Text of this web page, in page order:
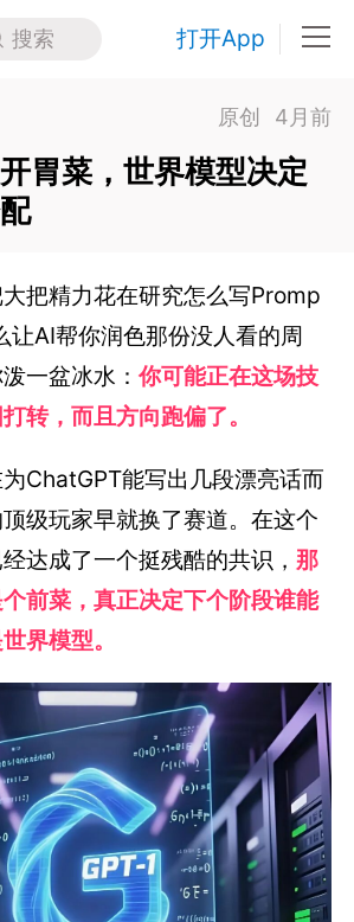
搜索 打开App
原创 4月前
胃菜，世界模型决定
把精力花在研究怎么写Promp
让AI帮你润色那份没人看的周
一盆冰水：你可能正在这场技
转，而且方向跑偏了。
ChatGPT能写出几段漂亮话而
级玩家早就换了赛道。在这个
达成了一个挺残酷的共识，那
前菜，真正决定下个阶段谁能
界模型。